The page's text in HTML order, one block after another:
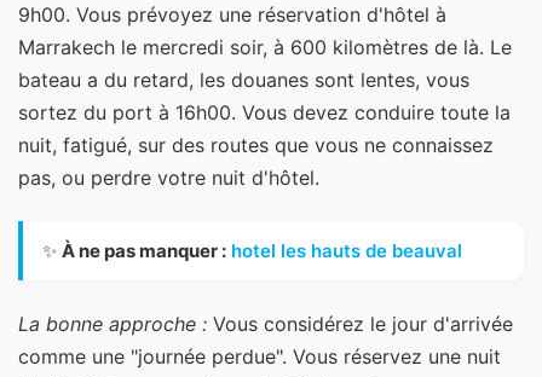
9h00. Vous prévoyez une réservation d'hôtel à
Marrakech le mercredi soir, à 600 kilomètres de là. Le
bateau a du retard, les douanes sont lentes, vous
sortez du port à 16h00. Vous devez conduire toute la
nuit, fatigué, sur des routes que vous ne connaissez
pas, ou perdre votre nuit d'hôtel.
✨ À ne pas manquer : hotel les hauts de beauval
La bonne approche : Vous considérez le jour d'arrivée
comme une "journée perdue". Vous réservez une nuit